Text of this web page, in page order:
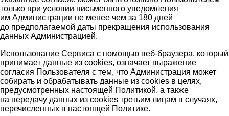
только при условии письменного уведомления
им Администрации не менее чем за 180 дней
до предполагаемой даты прекращения использования
данных Администрацией.
Использование Сервиса с помощью веб-браузера, который
принимает данные из cookies, означает выражение
согласия Пользователя с тем, что Администрация может
собирать и обрабатывать данные из cookies в целях,
предусмотренных настоящей Политикой, а также
на передачу данных из cookies третьим лицам в случаях,
перечисленных в настоящей Политике.